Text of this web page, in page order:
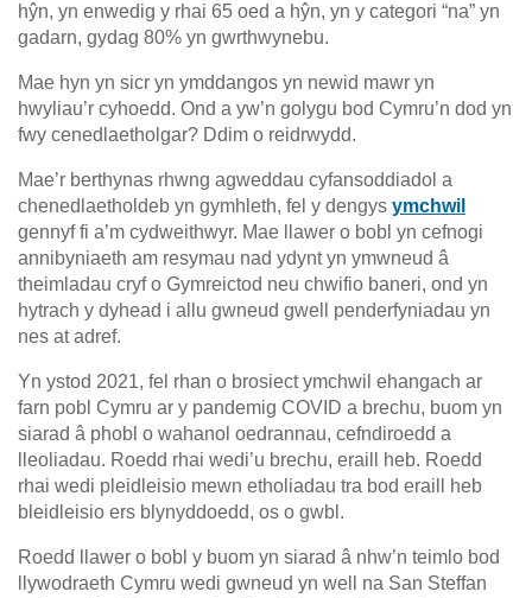
hŷn, yn enwedig y rhai 65 oed a hŷn, yn y categori “na” yn
gadarn, gydag 80% yn gwrthwynebu.
Mae hyn yn sicr yn ymddangos yn newid mawr yn
hwyliau’r cyhoedd. Ond a yw’n golygu bod Cymru’n dod yn
fwy cenedlaetholgar? Ddim o reidrwydd.
Mae’r berthynas rhwng agweddau cyfansoddiadol a
chenedlaetholdeb yn gymhleth, fel y dengys ymchwil
gennyf fi a’m cydweithwyr. Mae llawer o bobl yn cefnogi
annibyniaeth am resymau nad ydynt yn ymwneud â
theimladau cryf o Gymreictod neu chwifio baneri, ond yn
hytrach y dyhead i allu gwneud gwell penderfyniadau yn
nes at adref.
Yn ystod 2021, fel rhan o brosiect ymchwil ehangach ar
farn pobl Cymru ar y pandemig COVID a brechu, buom yn
siarad â phobl o wahanol oedrannau, cefndiroedd a
lleoliadau. Roedd rhai wedi’u brechu, eraill heb. Roedd
rhai wedi pleidleisio mewn etholiadau tra bod eraill heb
bleidleisio ers blynyddoedd, os o gwbl.
Roedd llawer o bobl y buom yn siarad â nhw’n teimlo bod
llywodraeth Cymru wedi gwneud yn well na San Steffan